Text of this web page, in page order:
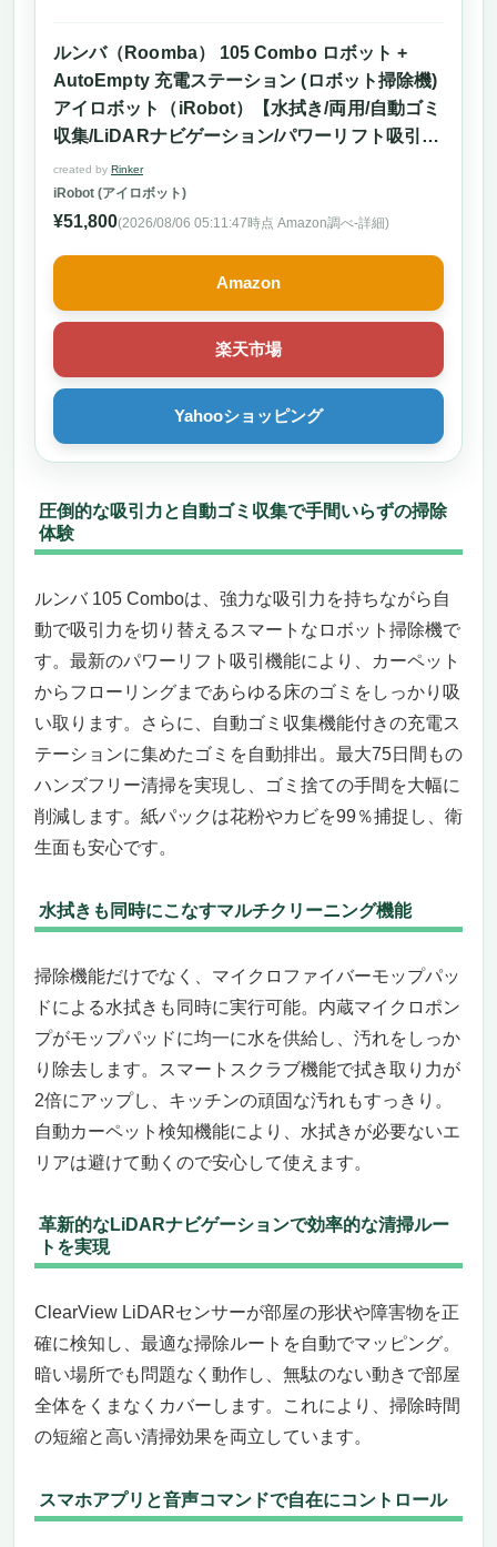
どんな床もスッキリ
約75日間ゴミ捨て不要の自動ゴミ収集ステー
ション付きで手間激減
こんなニーズがある人におすすめ
こういうニーズがある人にはおすすめできな
い
吸引力 自動切り替え機能付き！賢いロボット
75℃温水で自動モップ洗浄＆乾燥、常に清潔
なモップで水拭き可能
LDSレーザーナビゲーションと障害物回避で
スムーズなお掃除
こんなニーズのある人におすすめ
逆におすすめできないニーズ
機 吸引力自動切り替え機能付きで賢くパワフ
ルな清掃を実現
圧倒的な8000Paの強力吸引力で徹底的にゴ
ミを除去！絡まり防止ブラシ搭載
自動ゴミ収集＆紙パック交換不要で手間いら
ずのスマート清掃
先進のDuoDetect AI 3D障害物回避技術で家
カーペット検知とモップ自動リフト機能で床
材に合わせた最適清掃
ない人
ECOVACS DEEBOT T50 OMNI 吸引力自動切
り替え機能付き！賢いロボット掃除機（超薄型
超薄型8.1cm設計で家具の下もスイスイ掃除
TruEdge 2.0とZeroTangle 2.0技術で隅々ま
で絡まり知らず
AI駆動で最適な水拭き＆モップ洗浄を実現
こういったニーズがある人にはおすすめ
い
吸引力 自動 切り替え機能 付き！賢いロボット
掃除機おすすめ19選
自動吸引力調整でどんな床もおまかせ清掃
PrecisionVisionナビゲーション
自動ゴミ収集機能で最長1年ゴミ捨て不要
多彩な連携機能で音声操作やスケジュール管
理も簡単
こんな人にはおすすめできないかも
吸引力 自動 切り替え機能 付き！賢いロボット
ルンバ（Roomba） 105 Combo ロボット +
AutoEmpty 充電ステーション (ロボット掃除機)
アイロボット（iRobot）【水拭き/両用/自動ゴミ
収集/LiDARナビゲーション/パワーリフト吸引/ス
マートスクラブ対応/マッピング 掃除経路確認/ア
プリ操作/落下防止/Amazon.co.jp購入時12ヶ月
保証/Y351260】ホワイト
created by Rinker
iRobot (アイロボット)
¥51,800(2026/08/06 05:11:47時点 Amazon調べ-詳細)
Amazon
楽天市場
Yahooショッピング
圧倒的な吸引力と自動ゴミ収集で手間いらずの掃除
体験
ルンバ 105 Comboは、強力な吸引力を持ちながら自
動で吸引力を切り替えるスマートなロボット掃除機で
す。最新のパワーリフト吸引機能により、カーペット
からフローリングまであらゆる床のゴミをしっかり吸
い取ります。さらに、自動ゴミ収集機能付きの充電ス
テーションに集めたゴミを自動排出。最大75日間もの
ハンズフリー清掃を実現し、ゴミ捨ての手間を大幅に
削減します。紙パックは花粉やカビを99％捕捉し、衛
生面も安心です。
水拭きも同時にこなすマルチクリーニング機能
掃除機能だけでなく、マイクロファイバーモップパッ
ドによる水拭きも同時に実行可能。内蔵マイクロポン
プがモップパッドに均一に水を供給し、汚れをしっか
り除去します。スマートスクラブ機能で拭き取り力が
2倍にアップし、キッチンの頑固な汚れもすっきり。
自動カーペット検知機能により、水拭きが必要ないエ
リアは避けて動くので安心して使えます。
革新的なLiDARナビゲーションで効率的な清掃ルー
トを実現
ClearView LiDARセンサーが部屋の形状や障害物を正
確に検知し、最適な掃除ルートを自動でマッピング。
暗い場所でも問題なく動作し、無駄のない動きで部屋
全体をくまなくカバーします。これにより、掃除時間
の短縮と高い清掃効果を両立しています。
スマホアプリと音声コマンドで自在にコントロール